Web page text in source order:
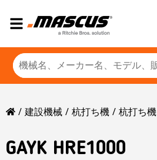
建設機械 杭打ち機 杭打ち機
GAYK HRE1000